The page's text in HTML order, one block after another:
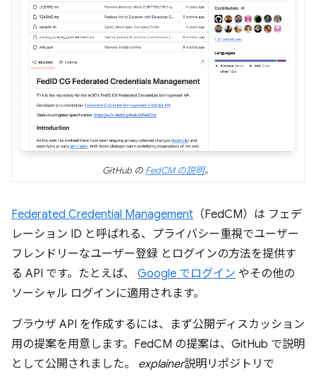
GitHub の FedCM の説明。
Federated Credential Management （FedCM）は フェデ
レーション ID と呼ばれる、プライバシー重視でユーザー
フレンドリーなユーザー登録 とログインの方法を提供す
る API です。たとえば、 Google でログイン やその他の
ソーシャル ログインに適用されます。
ブラウザ API を作成するには、まず公開ディスカッション
用の提案を用意します。FedCM の提案は、GitHub で説明
として公開されました。 explainer説明リポジトリで